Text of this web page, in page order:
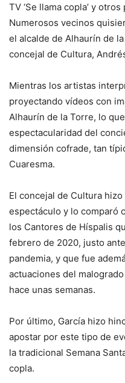
TV ‘Se llama copla’ y
Numerosos vecinos
el alcalde de Alhaurín de
concejal de Cultura,
Mientras los artistas
proyectando vídeos con
Alhaurín de la Torre, lo
espectacularidad del
dimensión cofrade, tan
Cuaresma.
El concejal de Cultura
espectáculo y lo comparó
los Cantores de Híspalis
febrero de 2020, justo
pandemia, y que fue
actuaciones del
hace unas semanas.
Por último, García hizo
apostar por este tipo de
la tradicional Semana
copla.